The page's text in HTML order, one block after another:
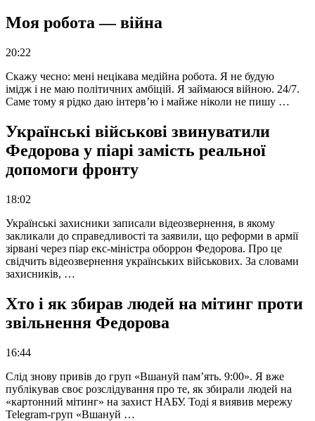
Моя робота — війна
20:22
Скажу чесно: мені нецікава медійна робота. Я не будую
імідж і не маю політичних амбіцій. Я займаюся війною. 24/7.
Саме тому я рідко даю інтерв’ю і майже ніколи не пишу …
Українські військові звинуватили
Федорова у піарі замість реальної
допомоги фронту
18:02
Українські захисники записали відеозвернення, в якому
закликали до справедливості та заявили, що реформи в армії
зірвані через піар екс-міністра оборрон Федорова. Про це
свідчить відеозвернення українських військових. За словами
захисників, …
Хто і як збирав людей на мітинг проти
звільнення Федорова
16:44
Слід знову привів до груп «Вшануй пам’ять. 9:00». Я вже
публікував своє розслідування про те, як збирали людей на
«картонний мітинг» на захист НАБУ. Тоді я виявив мережу
Telegram-груп «Вшануй …